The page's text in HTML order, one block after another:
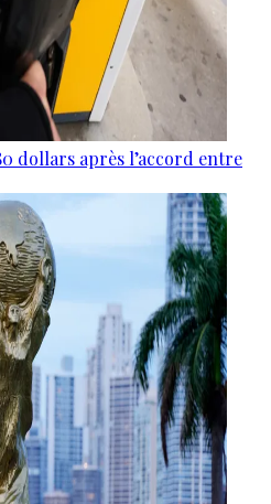
dollars après l’accord entre